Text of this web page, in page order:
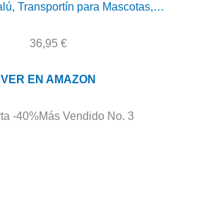
Transportín para Mascotas,…
36,95 €
VER EN AMAZON
-40%Más Vendido No. 3